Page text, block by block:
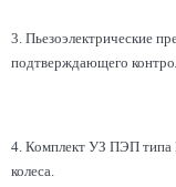
3. Пьезоэлектрические
подтверждающего
4. Комплект УЗ ПЭП типа
колеса.